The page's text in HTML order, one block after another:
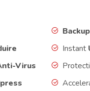
Instant
Virus